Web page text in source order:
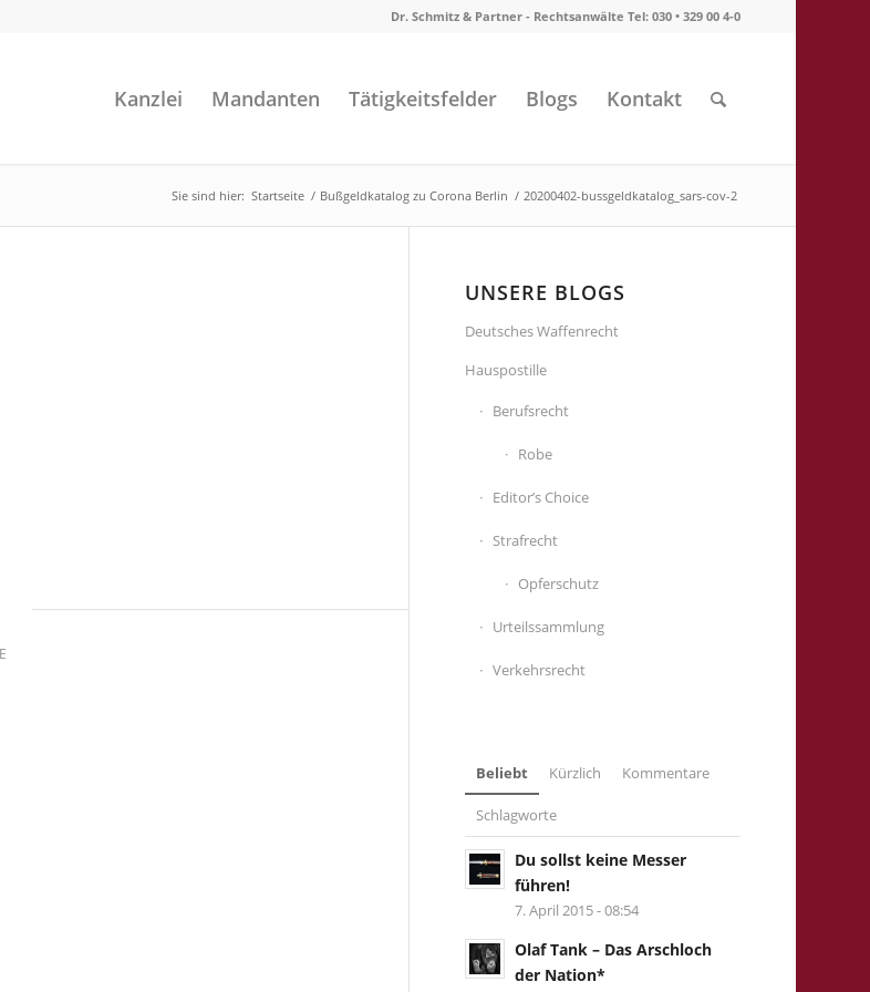
Dr. Schmitz & Partner - Rechtsanwälte Tel: 030 • 329 00 4-0
Kanzlei Mandanten Tätigkeitsfelder Blogs Kontakt
Sie sind hier: Startseite / Bußgeldkatalog zu Corona Berlin / 20200402-bussgeldkatalog_sars-cov-2
UNSERE BLOGS
Deutsches Waffenrecht
Hauspostille
Berufsrecht
Robe
Editor’s Choice
Strafrecht
Opferschutz
Urteilssammlung
Verkehrsrecht
Beliebt Kürzlich Kommentare
Schlagworte
Du sollst keine Messer
führen!
7. April 2015 - 08:54
Olaf Tank – Das Arschloch
der Nation*